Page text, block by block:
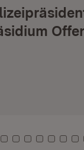
0 1
Kachel: 2
Zu Kachel: 3
Zu Kachel: 4
Zu Kachel:
ZuZuZu